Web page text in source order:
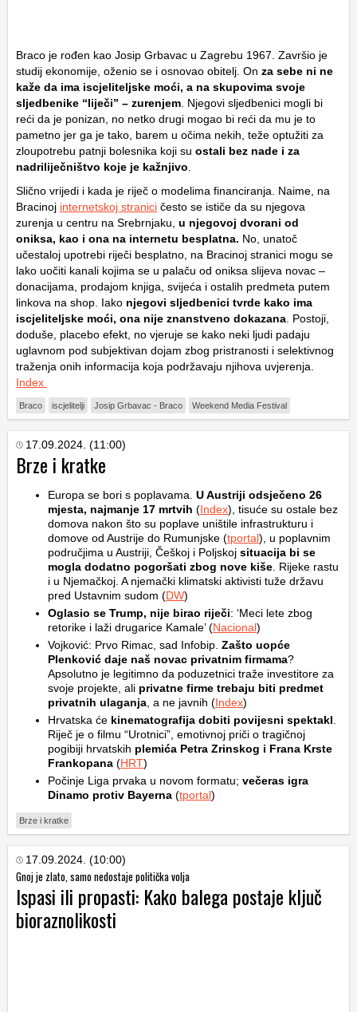
Braco je rođen kao Josip Grbavac u Zagrebu 1967. Završio je
studij ekonomije, oženio se i osnovao obitelj. On za sebe ni ne
kaže da ima iscjeliteljske moći, a na skupovima svoje
sljedbenike “liječi” – zurenjem. Njegovi sljedbenici mogli bi
reći da je ponizan, no netko drugi mogao bi reći da mu je to
pametno jer ga je tako, barem u očima nekih, teže optužiti za
zloupotrebu patnji bolesnika koji su ostali bez nade i za
nadriliječništvo koje je kažnjivo.
Slično vrijedi i kada je riječ o modelima financiranja. Naime, na
Bracinoj internetskoj stranici često se ističe da su njegova
zurenja u centru na Srebrnjaku, u njegovoj dvorani od
oniksa, kao i ona na internetu besplatna. No, unatoč
učestaloj upotrebi riječi besplatno, na Bracinoj stranici mogu se
lako uočiti kanali kojima se u palaču od oniksa slijeva novac –
donacijama, prodajom knjiga, svijeća i ostalih predmeta putem
linkova na shop. Iako njegovi sljedbenici tvrde kako ima
iscjeliteljske moći, ona nije znanstveno dokazana. Postoji,
doduše, placebo efekt, no vjeruje se kako neki ljudi padaju
uglavnom pod subjektivan dojam zbog pristranosti i selektivnog
traženja onih informacija koja podržavaju njihova uvjerenja.
Index
Braco iscjelitelji Josip Grbavac - Braco Weekend Media Festival
17.09.2024. (11:00)
Brze i kratke
Europa se bori s poplavama. U Austriji odsječeno 26
mjesta, najmanje 17 mrtvih (Index), tisuće su ostale bez
domova nakon što su poplave uništile infrastrukturu i
domove od Austrije do Rumunjske (tportal), u poplavnim
područjima u Austriji, Češkoj i Poljskoj situacija bi se
mogla dodatno pogoršati zbog nove kiše. Rijeke rastu
i u Njemačkoj. A njemački klimatski aktivisti tuže državu
pred Ustavnim sudom (DW)
Oglasio se Trump, nije birao riječi: ‘Meci lete zbog
retorike i laži drugarice Kamale’ (Nacional)
Vojković: Prvo Rimac, sad Infobip. Zašto uopće
Plenković daje naš novac privatnim firmama?
Apsolutno je legitimno da poduzetnici traže investitore za
svoje projekte, ali privatne firme trebaju biti predmet
privatnih ulaganja, a ne javnih (Index)
Hrvatska će kinematografija dobiti povijesni spektakl.
Riječ je o filmu “Urotnici”, emotivnoj priči o tragičnoj
pogibiji hrvatskih plemića Petra Zrinskog i Frana Krste
Frankopana (HRT)
Počinje Liga prvaka u novom formatu; večeras igra
Dinamo protiv Bayerna (tportal)
Brze i kratke
17.09.2024. (10:00)
Gnoj je zlato, samo nedostaje politička volja
Ispasi ili propasti: Kako balega postaje ključ
bioraznolikosti